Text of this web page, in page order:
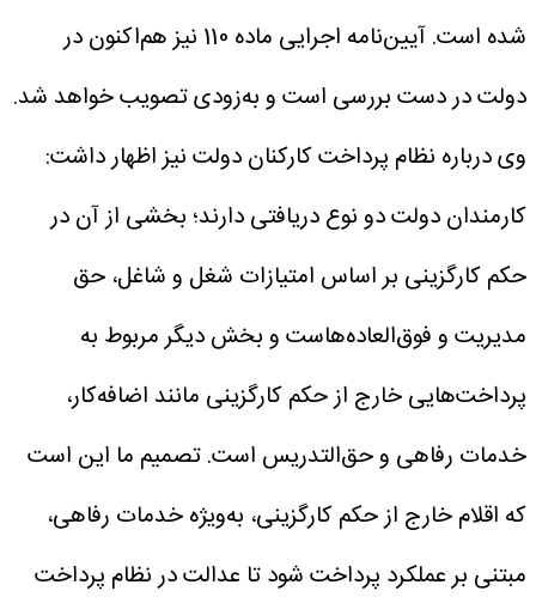
شده است. آیین‌نامه اجرایی ماده 110 نیز هم‌اکنون در
دولت در دست بررسی است و به‌زودی تصویب خواهد شد.
وی درباره نظام پرداخت کارکنان دولت نیز اظهار داشت:
کارمندان دولت دو نوع دریافتی دارند؛ بخشی از آن در
حکم کارگزینی بر اساس امتیازات شغل و شاغل، حق
مدیریت و فوق‌العاده‌هاست و بخش دیگر مربوط به
پرداخت‌هایی خارج از حکم کارگزینی مانند اضافه‌کار،
خدمات رفاهی و حق‌التدریس است. تصمیم ما این است
که اقلام خارج از حکم کارگزینی، به‌ویژه خدمات رفاهی،
مبتنی بر عملکرد پرداخت شود تا عدالت در نظام پرداخت